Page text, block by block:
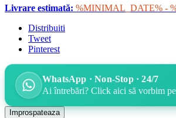
Livrare estimată: %MINIMAL_DATE% -
Distribuiti
Tweet
Pinterest
WhatsApp · Non-Stop · 24/7
Ai întrebări? Click aici să vorbim